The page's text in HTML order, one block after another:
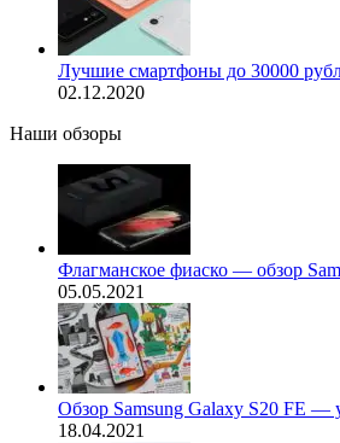
Лучшие смартфоны до 30000
02.12.2020
Наши обзоры
Флагманское фиаско — обзор
05.05.2021
Обзор Samsung Galaxy S20 FE —
18.04.2021